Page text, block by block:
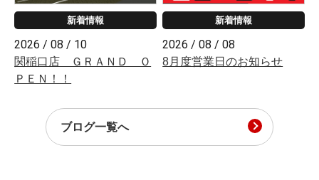
新着情報
2026 / 08 / 10
関稲口店 ＧＲＡＮＤ Ｏ
ＰＥＮ！！
新着情報
2026 / 08 / 08
8月度営業日のお知らせ
ブログ一覧へ